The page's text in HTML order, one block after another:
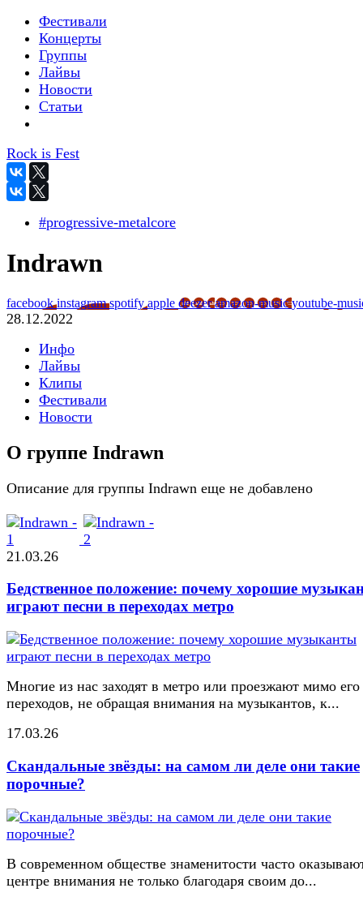
Фестивали
Концерты
Группы
Лайвы
Новости
Статьи
Rock is Fest
#progressive-metalcore
Indrawn
facebookinstagramspotifyapple deezeramazon-musicyoutube-
28.12.2022
Инфо
Лайвы
Клипы
Фестивали
Новости
О группе Indrawn
Описание для группы Indrawn еще не добавлено
21.03.26
Бедственное положение: почему хорошие
играют песни в переходах метро
Многие из нас заходят в метро или проезжают мимо его
переходов, не обращая внимания на музыкантов, к...
17.03.26
Скандальные звёзды: на самом ли деле они такие
порочные?
В современном обществе знаменитости часто
центре внимания не только благодаря своим до...